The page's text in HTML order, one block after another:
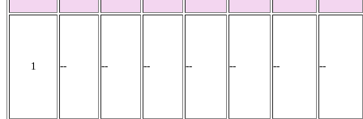
1 -- -- -- -- -- -- --